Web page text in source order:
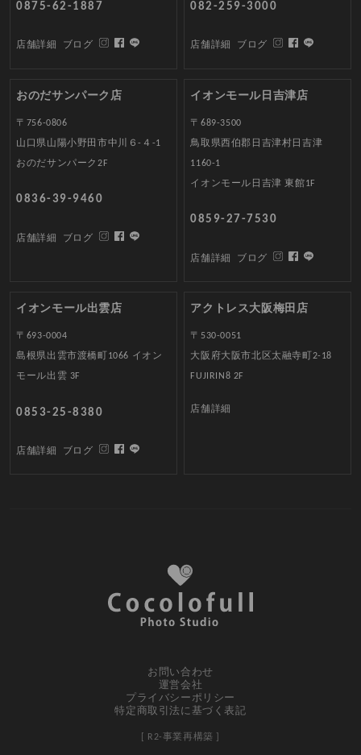
0875-62-1887
店舗詳細 ブログ
082-259-3000
店舗詳細 ブログ
おのだサンパーク店
〒756-0806
山口県山陽小野田市中川６-４-1
おのだサンパーク2F
0836-39-9460
店舗詳細 ブログ
イオンモール日吉津店
〒689-3500
鳥取県西伯郡日吉津村日吉津
1160-1
イオンモール日吉津 東館1F
0859-27-7530
店舗詳細 ブログ
イオンモール出雲店
〒693-0004
島根県出雲市渡橋町1066 イオン
モール出雲 3F
0853-25-8380
店舗詳細 ブログ
アクトレス大阪梅田店
〒530-0051
大阪府大阪市北区太融寺町2-18
FUJIRIN8 2F
店舗詳細
お問い合わせ
運営会社
プライバシーポリシー
特定商取引法に基づく表記
[ R2-事業再構築 ]